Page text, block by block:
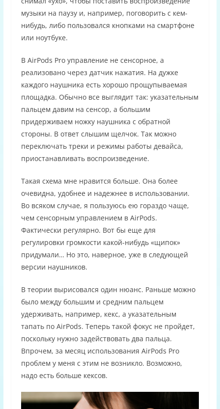
музыки на паузу и, например, поговорить с кем-
нибудь, либо пользовался кнопками на смартфоне
или ноутбуке.
В AirPods Pro управление не сенсорное, а
реализовано через датчик нажатия. На дужке
каждого наушника есть хорошо прощупываемая
площадка. Обычно все выглядит так: указательным
пальцем давим на сенсор, а большим
придерживаем ножку наушника с обратной
стороны. В ответ слышим щелчок. Так можно
переключать треки и режимы работы девайса,
приостанавливать воспроизведение.
Такая схема мне нравится больше. Она более
очевидна, удобнее и надежнее в использовании.
Во всяком случае, я пользуюсь ею гораздо чаще,
чем сенсорным управлением в AirPods.
Фактически регулярно. Вот бы еще для
регулировки громкости какой-нибудь «щипок»
придумали… Но это, наверное, уже в следующей
версии наушников.
В теории вырисовался один нюанс. Раньше можно
было между большим и средним пальцем
удерживать, например, кекс, а указательным
тапать по AirPods. Теперь такой фокус не пройдет,
поскольку нужно задействовать два пальца.
Впрочем, за месяц использования AirPods Pro
проблем у меня с этим не возникло. Возможно,
надо есть больше кексов.